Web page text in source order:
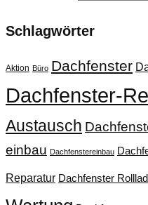
Schlagwörter
Aktion Büro Dachfenster
Dachfenster-
Austausch
einbau Dachfenstereinbau
Reparatur Dachfenster